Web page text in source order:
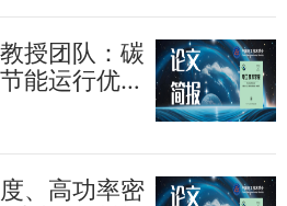
授团队：碳
能运行优化
、高功率密